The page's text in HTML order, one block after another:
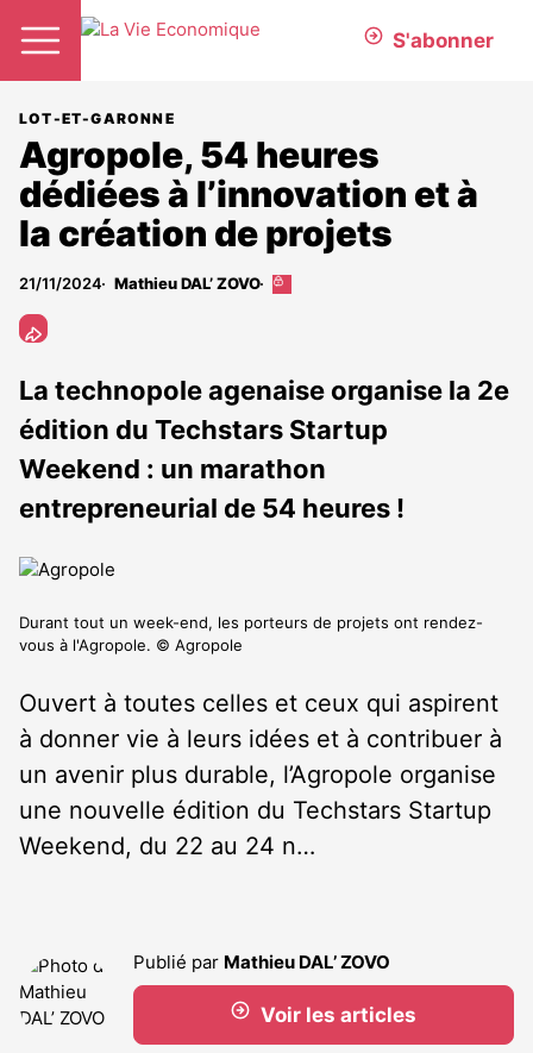
S'abonner
LOT-ET-GARONNE
Agropole, 54 heures
dédiées à l’innovation et à
la création de projets
21/11/2024 Mathieu DAL’ ZOVO
Cet
aux
abonnés
La technopole agenaise organise la 2e
édition du Techstars Startup
Weekend : un marathon
entrepreneurial de 54 heures !
Durant tout un week-end, les porteurs de projets ont rendez-
vous à l'Agropole. © Agropole
Ouvert à toutes celles et ceux qui aspirent
à donner vie à leurs idées et à contribuer à
un avenir plus durable, l’Agropole organise
une nouvelle édition du Techstars Startup
Weekend, du 22 au 24 n…
Publié par Mathieu DAL’ ZOVO
Voir les articles